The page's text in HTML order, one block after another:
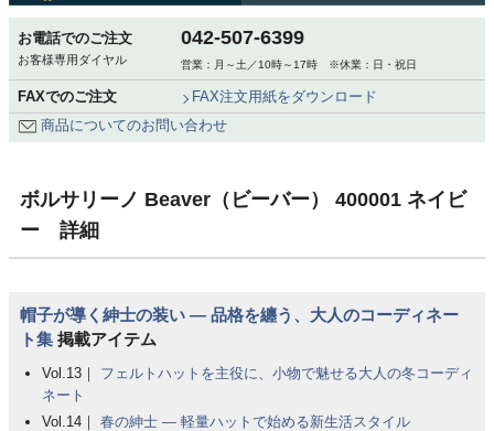
お電話でのご注文
お客様専用ダイヤル
042-507-6399
営業：月～土／10時～17時 ※休業：日・祝日
FAXでのご注文
FAX注文用紙をダウンロード
商品についてのお問い合わせ
ボルサリーノ Beaver（ビーバー） 400001 ネイビ
ー 詳細
帽子が導く紳士の装い ― 品格を纏う、大人のコーディネー
ト集 掲載アイテム
Vol.13｜ フェルトハットを主役に、小物で魅せる大人の冬コーディ
ネート
Vol.14｜ 春の紳士 ― 軽量ハットで始める新生活スタイル